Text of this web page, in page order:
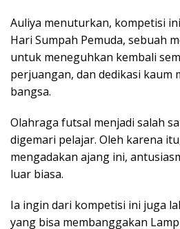
Auliya menuturkan, kompetisi
Hari Sumpah Pemuda, sebuah
untuk meneguhkan kembali
perjuangan, dan dedikasi kaum
bangsa.
Olahraga futsal menjadi salah
digemari pelajar. Oleh karena
mengadakan ajang ini,
luar biasa.
Ia ingin dari kompetisi ini juga
yang bisa membanggakan